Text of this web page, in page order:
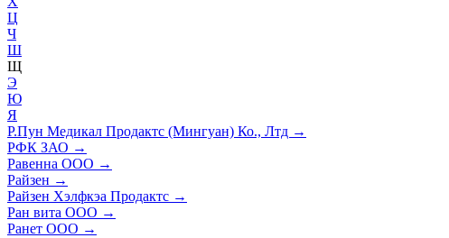
Ц
Ч
Ш
Щ
Э
Ю
Я
Р.Пун Медикал Продактс (Мингуан) Ко., Лтд →
РФК ЗАО →
Равенна ООО →
Райзен →
Райзен Хэлфкэа Продактс →
Ран вита ООО →
Ранет ООО →